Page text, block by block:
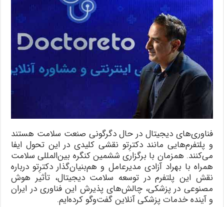
فناوری‌های دیجیتال در حال دگرگونی صنعت سلامت هستند
و پلتفرم‌هایی مانند دکترِتو نقشی کلیدی در این تحول ایفا
می‌کنند. همزمان با برگزاری ششمین کنگره بین‌المللی سلامت
همراه با بهراد آزادی مدیرعامل و هم‌بنیان‌گذار دکترِتو درباره
نقش این پلتفرم در توسعه سلامت دیجیتال، تأثیر هوش
مصنوعی در پزشکی، چالش‌های پذیرش این فناوری در ایران
و آینده خدمات پزشکی آنلاین گفت‌وگو کرده‌ایم.